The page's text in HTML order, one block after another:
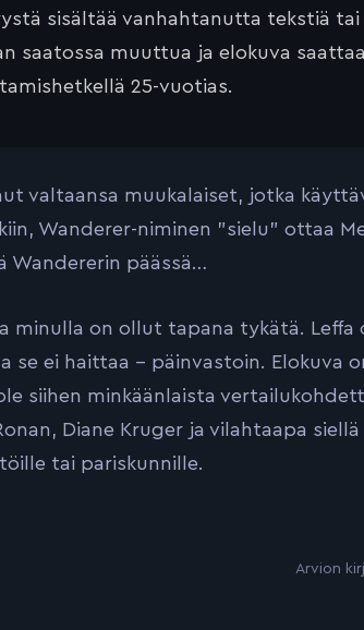
sisältää vanhahtanutta tekstiä tai
saatossa muuttua ja elokuva
25-vuotias.
valtaansa muukalaiset, jotka
Wanderer-niminen ”sielu” ottaa
Wandererin päässä…
minulla on ollut tapana tykätä. Leffa
ei haittaa – päinvastoin. Elokuva
siihen minkäänlaista
Diane Kruger ja vilahtaapa siellä
tai pariskunnille.
Arvion